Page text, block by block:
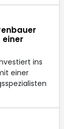
einer
ins
einer